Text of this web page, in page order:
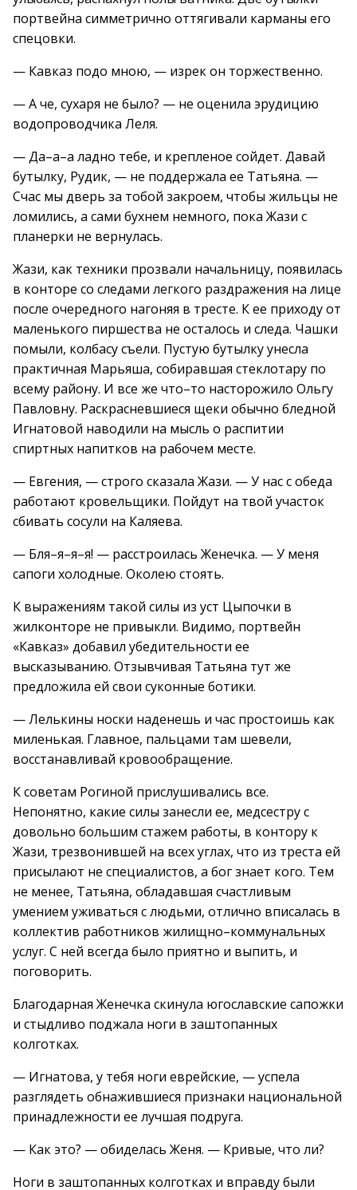
портвейна симметрично оттягивали карманы его
спецовки.
— Кавказ подо мною, — изрек он торжественно.
— А че, сухаря не было? — не оценила эрудицию
водопроводчика Леля.
— Да–а–а ладно тебе, и крепленое сойдет. Давай
бутылку, Рудик, — не поддержала ее Татьяна. —
Счас мы дверь за тобой закроем, чтобы жильцы не
ломились, а сами бухнем немного, пока Жази с
планерки не вернулась.
Жази, как техники прозвали начальницу, появилась
в конторе со следами легкого раздражения на лице
после очередного нагоняя в тресте. К ее приходу от
маленького пиршества не осталось и следа. Чашки
помыли, колбасу съели. Пустую бутылку унесла
практичная Марьяша, собиравшая стеклотару по
всему району. И все же что–то насторожило Ольгу
Павловну. Раскрасневшиеся щеки обычно бледной
Игнатовой наводили на мысль о распитии
спиртных напитков на рабочем месте.
— Евгения, — строго сказала Жази. — У нас с обеда
работают кровельщики. Пойдут на твой участок
сбивать сосули на Каляева.
— Бля–я–я–я! — расстроилась Женечка. — У меня
сапоги холодные. Околею стоять.
К выражениям такой силы из уст Цыпочки в
жилконторе не привыкли. Видимо, портвейн
«Кавказ» добавил убедительности ее
высказыванию. Отзывчивая Татьяна тут же
предложила ей свои суконные ботики.
— Лелькины носки наденешь и час простоишь как
миленькая. Главное, пальцами там шевели,
восстанавливай кровообращение.
К советам Рогиной прислушивались все.
Непонятно, какие силы занесли ее, медсестру с
довольно большим стажем работы, в контору к
Жази, трезвонившей на всех углах, что из треста ей
присылают не специалистов, а бог знает кого. Тем
не менее, Татьяна, обладавшая счастливым
умением уживаться с людьми, отлично вписалась в
коллектив работников жилищно–коммунальных
услуг. С ней всегда было приятно и выпить, и
поговорить.
Благодарная Женечка скинула югославские сапожки
и стыдливо поджала ноги в заштопанных
колготках.
— Игнатова, у тебя ноги еврейские, — успела
разглядеть обнажившиеся признаки национальной
принадлежности ее лучшая подруга.
— Как это? — обиделась Женя. — Кривые, что ли?
Ноги в заштопанных колготках и вправду были